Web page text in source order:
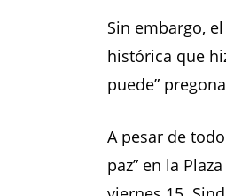
Sin embargo,
histórica que
puede”
A pesar de
paz” en la